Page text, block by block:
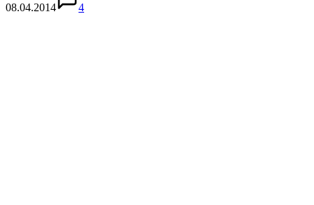
08.04.2014 4